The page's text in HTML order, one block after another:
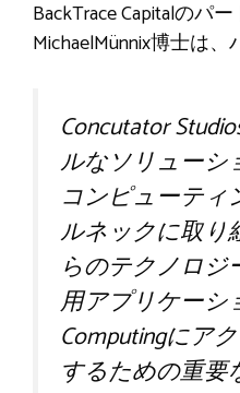
BackTrace Capitalのパ
MichaelMünnix博士は、
Concutator
ルなソリューシ
コンピューティ
ルネックに取り
らのテクノロ
用アプリケーシ
Computingにア
するための重要